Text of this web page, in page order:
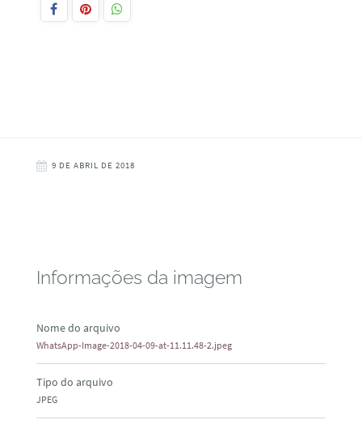
9 DE ABRIL DE 2018
Informações da imagem
Nome do arquivo
WhatsApp-Image-2018-04-09-at-11.11.48-2.jpeg
Tipo do arquivo
JPEG